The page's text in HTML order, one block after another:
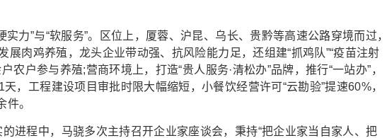
”与“软服务”。区位上，厦蓉、沪昆、乌长、贵黔等高速公路穿境而过，
展肉鸡养殖，龙头企业带动强、抗风险能力足，还组建“抓鸡队”“疫苗注射
农户参与养殖;营商环境上，打造“贵人服务·清松办”品牌，推行“一站办”，
，工程建设项目审批时限大幅缩短，小餐饮经营许可“云勘验”提速60%，
件。
程中，马骁多次主持召开企业家座谈会，秉持“把企业家当自家人、把